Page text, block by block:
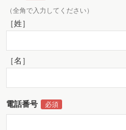
（全角で入力してください）
［姓］
［名］
電話番号